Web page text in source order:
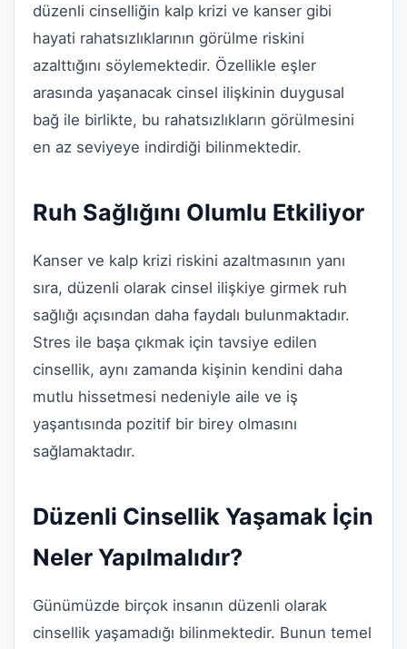
düzenli cinselliğin kalp krizi ve kanser gibi
hayati rahatsızlıklarının görülme riskini
azalttığını söylemektedir. Özellikle eşler
arasında yaşanacak cinsel ilişkinin duygusal
bağ ile birlikte, bu rahatsızlıkların görülmesini
en az seviyeye indirdiği bilinmektedir.
Ruh Sağlığını Olumlu Etkiliyor
Kanser ve kalp krizi riskini azaltmasının yanı
sıra, düzenli olarak cinsel ilişkiye girmek ruh
sağlığı açısından daha faydalı bulunmaktadır.
Stres ile başa çıkmak için tavsiye edilen
cinsellik, aynı zamanda kişinin kendini daha
mutlu hissetmesi nedeniyle aile ve iş
yaşantısında pozitif bir birey olmasını
sağlamaktadır.
Düzenli Cinsellik Yaşamak İçin
Neler Yapılmalıdır?
Günümüzde birçok insanın düzenli olarak
cinsellik yaşamadığı bilinmektedir. Bunun temel